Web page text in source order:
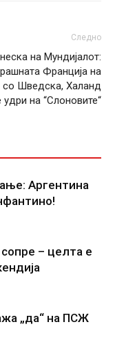
Следно
на Мундијалот:
Франција на
со Шведска, Халанд
удри на “Слоновите“
Аргентина
– целта е
„да“ на ПСЖ